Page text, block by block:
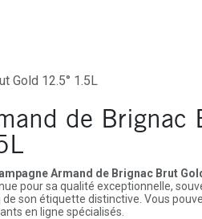
Gold 12.5° 1.5L
de Brignac
Armand de Brignac Brut
pour sa qualité exceptionnelle,
de son étiquette distinctive. Vous
en ligne spécialisés.